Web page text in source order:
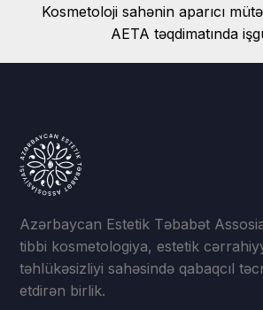
Kosmetoloji sahənin aparıcı
AETA təqdimatında
Azərbaycan Estetik Təbabət
tibbi kosmetologiya, estetik
təhlükəsizliyi sahəsində qabaqcıl
etdirən birlik.